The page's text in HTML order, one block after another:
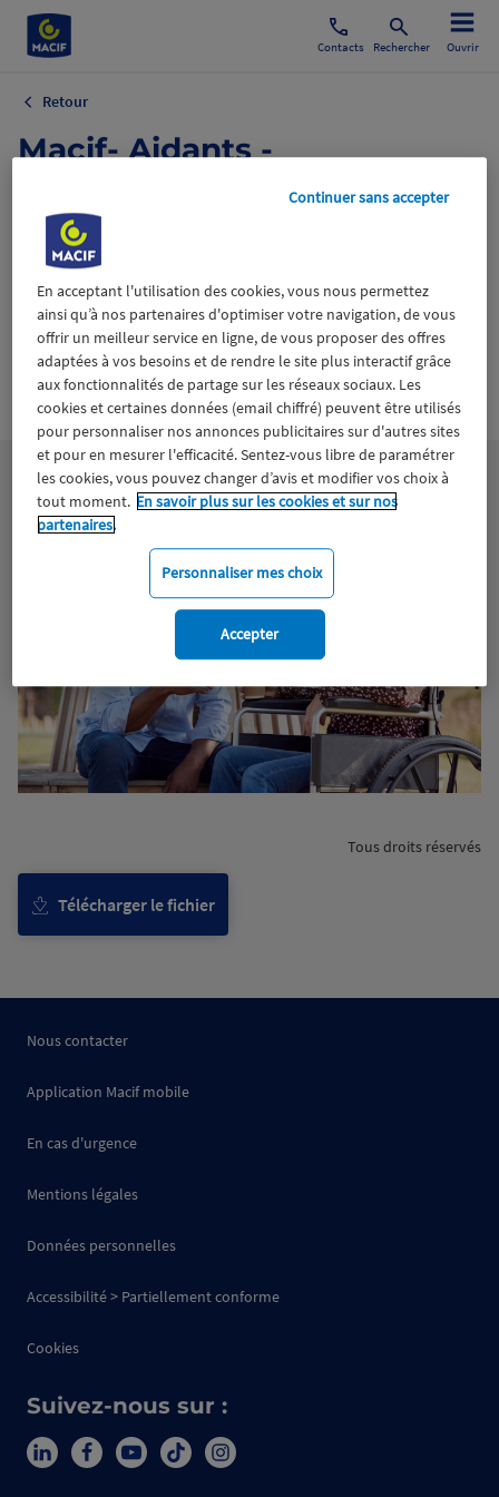
Contacts Rechercher Ouvrir
Retour
Macif- Aidants -
P5_Photononstop.jpg
20 septembre 2024
Certifié avecWiztrust
trusted
sources
Télécharger le fichier
Tous droits réservés
Nous contacter
Application Macif mobile
En cas d'urgence
Mentions légales
Données personnelles
Accessibilité > Partiellement conforme
Cookies
Suivez-nous sur :
En acceptant l'utilisation des cookies, vous nous permettez
ainsi qu’à nos partenaires d'optimiser votre navigation, de vous
offrir un meilleur service en ligne, de vous proposer des offres
adaptées à vos besoins et de rendre le site plus interactif grâce
aux fonctionnalités de partage sur les réseaux sociaux. Les
cookies et certaines données (email chiffré) peuvent être utilisés
pour personnaliser nos annonces publicitaires sur d'autres sites
et pour en mesurer l'efficacité. Sentez-vous libre de paramétrer
les cookies, vous pouvez changer d’avis et modifier vos choix à
tout moment. En savoir plus sur les cookies et sur nos
partenaires.
Personnaliser mes choix
Continuer sans accepter
Accepter